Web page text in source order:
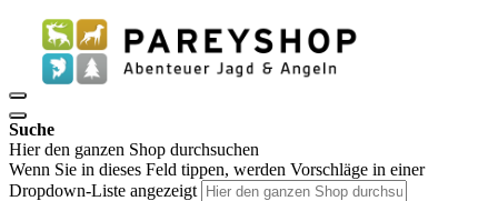
Suche
Hier den ganzen Shop durchsuchen
Wenn Sie in dieses Feld tippen, werden Vorschläge in einer
Dropdown-Liste angezeigt